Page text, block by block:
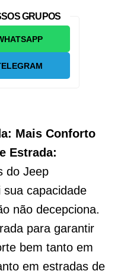
GRUPOS
Mais Conforto
Estrada:
do Jeep
capacidade
não decepciona.
para garantir
bem tanto em
em estradas de